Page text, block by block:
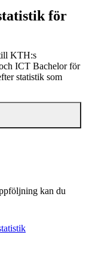
för
KTH:s
ICT Bachelor för
statistik som
kan du